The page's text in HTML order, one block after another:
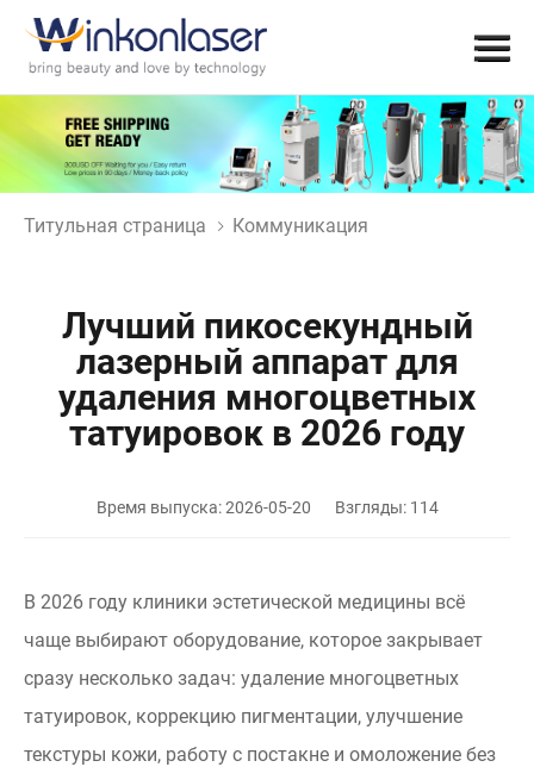
Титульная страница Коммуникация
Лучший пикосекундный
лазерный аппарат для
удаления многоцветных
татуировок в 2026 году
Время выпуска: 2026-05-20 Взгляды: 114
В 2026 году клиники эстетической медицины всё
чаще выбирают оборудование, которое закрывает
сразу несколько задач: удаление многоцветных
татуировок, коррекцию пигментации, улучшение
текстуры кожи, работу с постакне и омоложение без